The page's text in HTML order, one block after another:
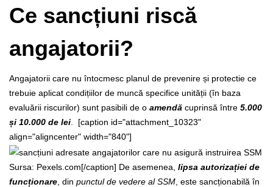
Ce sancțiuni riscă
angajatorii?
Angajatorii care nu întocmesc planul de prevenire și protectie ce
trebuie aplicat condițiilor de muncă specifice unității (în baza
evaluării riscurilor) sunt pasibili de o amendă cuprinsă între 5.000
și 10.000 de lei.
[caption id="attachment_10323"
align="aligncenter" width="840"]
Sursa: Pexels.com[/caption] De asemenea, lipsa autorizației de
funcționare , din punctul de vedere al SSM , este sancționabilă în